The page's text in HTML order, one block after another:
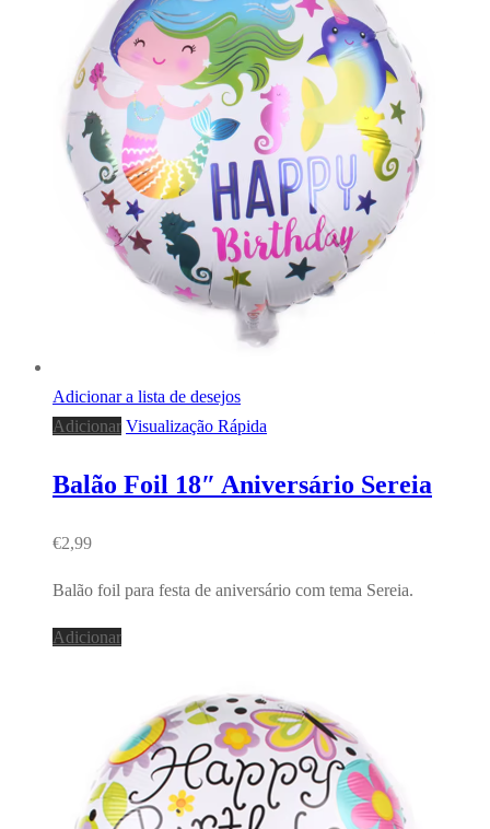
Adicionar a lista de desejos
Adicionar Visualização Rápida
Balão Foil 18″ Aniversário Sereia
€2,99
Balão foil para festa de aniversário com tema Sereia.
Adicionar